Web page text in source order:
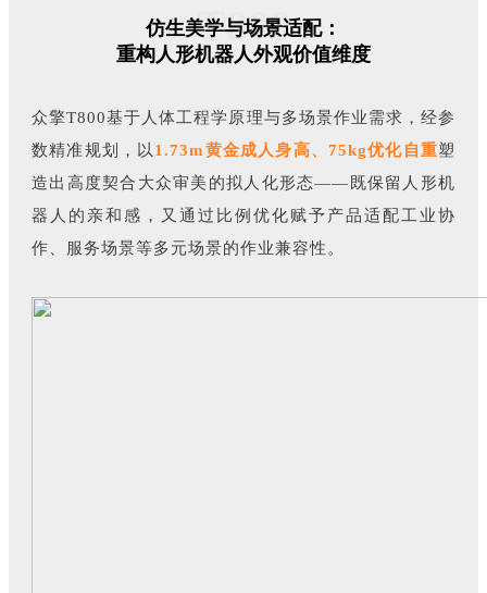
T800
仿生美学与场景适配：
重构人形机器人外观价值维度
众擎T800基于人体工程学原理与多场景作业需求，经参
数精准规划，以1.73m黄金成人身高、75kg优化自重塑
造出高度契合大众审美的拟人化形态——既保留人形机
器人的亲和感，又通过比例优化赋予产品适配工业协
作、服务场景等多元场景的作业兼容性。